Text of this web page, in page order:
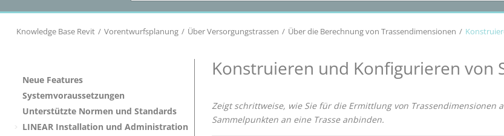
Knowledge Base Revit Vorentwurfsplanung Über Versorgungstrassen Über die Berechnung von Trassendimensionen
Neue Features
Systemvoraussetzungen
Unterstützte Normen und Standards
LINEAR Installation und Administration
Konstruieren und Konfigurieren von
Zeigt schrittweise, wie Sie für die Ermittlung von Trassendimensionen
Sammelpunkten an eine Trasse anbinden.